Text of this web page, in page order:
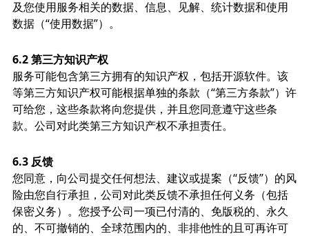
及您使用服务相关的数据、信息、见解、统计数据和使用
数据（“使用数据”）。
6.2 第三方知识产权
服务可能包含第三方拥有的知识产权，包括开源软件。该
等第三方知识产权可能根据单独的条款（“第三方条款”）许
可给您，这些条款将向您提供，并且您同意遵守这些条
款。公司对此类第三方知识产权不承担责任。
6.3 反馈
您同意，向公司提交任何想法、建议或提案（“反馈”）的风
险由您自行承担，公司对此类反馈不承担任何义务（包括
保密义务）。您授予公司一项已付清的、免版税的、永久
的、不可撤销的、全球范围内的、非排他性的且可再许可